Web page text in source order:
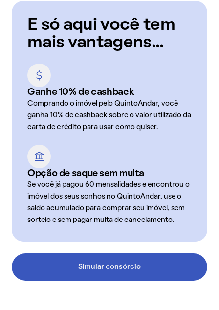
E só aqui você tem
mais vantagens...
Ganhe 10% de cashback
Comprando o imóvel pelo QuintoAndar, você
ganha 10% de cashback sobre o valor utilizado da
carta de crédito para usar como quiser.
Opção de saque sem multa
Se você já pagou 60 mensalidades e encontrou o
imóvel dos seus sonhos no QuintoAndar, use o
saldo acumulado para comprar seu imóvel, sem
sorteio e sem pagar multa de cancelamento.
Simular consórcio